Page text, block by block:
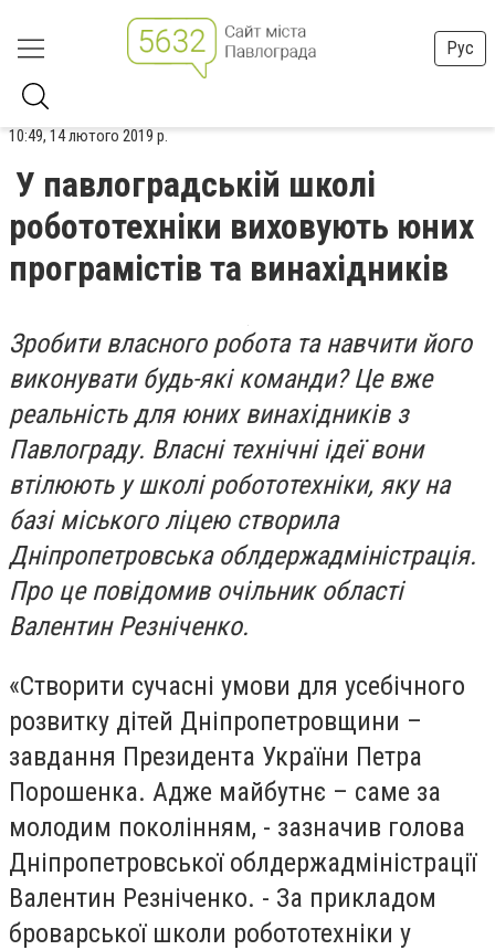
Рус
10:49, 14 лютого 2019 р.
У павлоградській школі
робототехніки виховують юних
програмістів та винахідників
Зробити власного робота та навчити його
виконувати будь-які команди? Це вже
реальність для юних винахідників з
Павлограду. Власні технічні ідеї вони
втілюють у школі робототехніки, яку на
базі міського ліцею створила
Дніпропетровська облдержадміністрація.
Про це повідомив очільник області
Валентин Резніченко.
«Створити сучасні умови для усебічного
розвитку дітей Дніпропетровщини –
завдання Президента України Петра
Порошенка. Адже майбутнє – саме за
молодим поколінням, - зазначив голова
Дніпропетровської облдержадміністрації
Валентин Резніченко. - За прикладом
броварської школи робототехніки у